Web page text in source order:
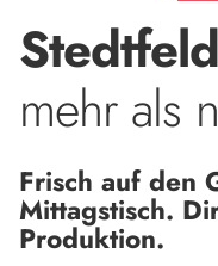
mehr als
Frisch auf den
Mittagstisch.
Produktion.